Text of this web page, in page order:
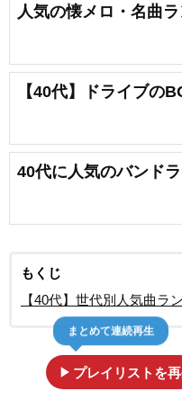
人気の懐メロ・名曲ラ
【40代】ドライブの
40代に人気のバンド
もくじ
【40代】世代別人気曲ラ
play_arrow プレイリストを
まとめて連続再生